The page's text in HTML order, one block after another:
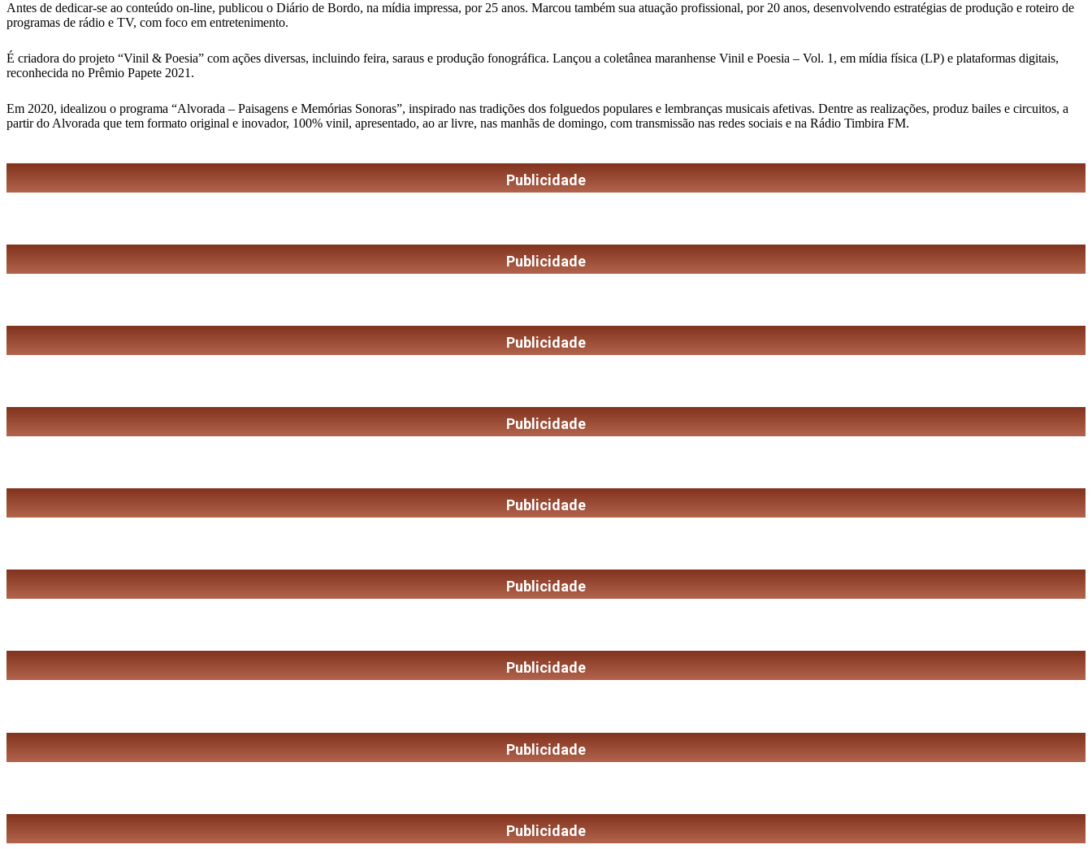
Antes de dedicar-se ao conteúdo on-line, publicou o Diário de Bordo, na mídia impressa, por 25 anos. Marcou também sua atuação profissional, por 20 anos, desenvolvendo estratégias de produção e roteiro de
programas de rádio e TV, com foco em entretenimento.
É criadora do projeto “Vinil & Poesia” com ações diversas, incluindo feira, saraus e produção fonográfica. Lançou a coletânea maranhense Vinil e Poesia – Vol. 1, em mídia física (LP) e plataformas digitais,
reconhecida no Prêmio Papete 2021.
Em 2020, idealizou o programa “Alvorada – Paisagens e Memórias Sonoras”, inspirado nas tradições dos folguedos populares e lembranças musicais afetivas. Dentre as realizações, produz bailes e circuitos, a
partir do Alvorada que tem formato original e inovador, 100% vinil, apresentado, ao ar livre, nas manhãs de domingo, com transmissão nas redes sociais e na Rádio Timbira FM.
Publicidade
Publicidade
Publicidade
Publicidade
Publicidade
Publicidade
Publicidade
Publicidade
Publicidade